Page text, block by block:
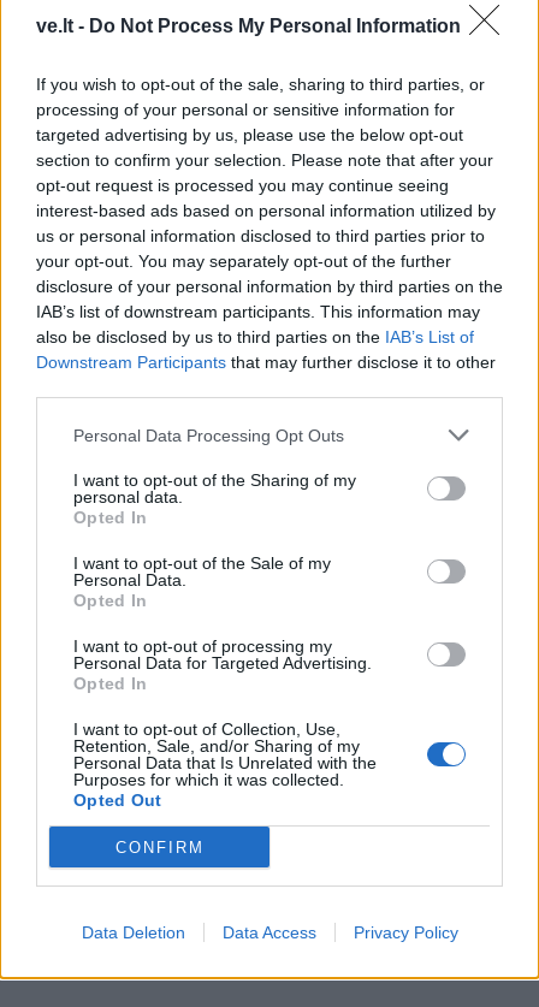
ve.lt - Do Not Process My Personal Information
If you wish to opt-out of the sale, sharing to third parties, or
processing of your personal or sensitive information for
targeted advertising by us, please use the below opt-out
section to confirm your selection. Please note that after your
opt-out request is processed you may continue seeing
interest-based ads based on personal information utilized by
us or personal information disclosed to third parties prior to
your opt-out. You may separately opt-out of the further
disclosure of your personal information by third parties on the
IAB’s list of downstream participants. This information may
also be disclosed by us to third parties on the IAB’s List of
Downstream Participants that may further disclose it to other
Personal Data Processing Opt Outs
I want to opt-out of the Sharing of my
personal data.
Opted In
I want to opt-out of the Sale of my
Personal Data.
Opted In
I want to opt-out of processing my
Personal Data for Targeted Advertising.
Opted In
I want to opt-out of Collection, Use,
Retention, Sale, and/or Sharing of my
Personal Data that Is Unrelated with the
Purposes for which it was collected.
Opted Out
CONFIRM
Data Deletion Data Access Privacy Policy
Jūra
Baltijos jūrą perplaukęs
lenkų plaukikas įsirašė į
istoriją(1)
Jūra
Laivas „Raketa“ šiemet į
Nidą neplauks (12)
Miesto centre - nauja
Jūra
įtampa – aukščiausiame
„Kuršių marių regatos“
artima kova ir įtemptos
realybe